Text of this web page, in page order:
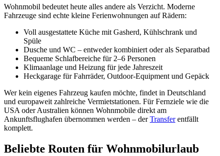
Wohnmobil bedeutet heute alles andere als Verzicht. Moderne
Fahrzeuge sind echte kleine Ferienwohnungen auf Rädern:
Voll ausgestattete Küche mit Gasherd, Kühlschrank und
Spüle
Dusche und WC – entweder kombiniert oder als Separatbad
Bequeme Schlafbereiche für 2–6 Personen
Klimaanlage und Heizung für jede Jahreszeit
Heckgarage für Fahrräder, Outdoor-Equipment und Gepäck
Wer kein eigenes Fahrzeug kaufen möchte, findet in Deutschland
und europaweit zahlreiche Vermietstationen. Für Fernziele wie die
USA oder Australien können Wohnmobile direkt am
Ankunftsflughafen übernommen werden – derTransferentfällt
komplett.
Beliebte Routen für Wohnmobilurlaub